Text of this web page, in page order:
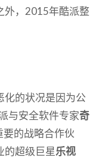
外，2015年酷派整
化的状况是因为公
与安全软件专家奇
要的战略合作伙
的超级巨星乐视